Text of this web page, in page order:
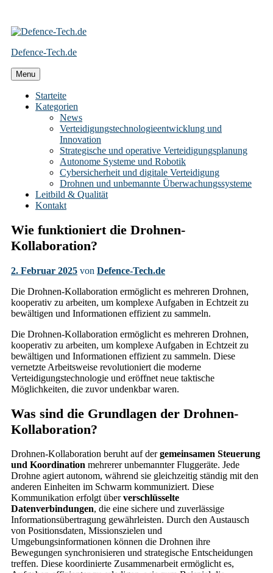
Skip
content
Defence-Tech.de
Menu
Starteite
Kategorien
News
Verteidigungstechnologieentwicklung und
Innovation
Strategische und operative Verteidigungsplanung
Autonome Systeme und Robotik
Cybersicherheit und digitale Verteidigung
Drohnen und unbemannte Überwachungssysteme
Leitbild & Qualität
Kontakt
Wie funktioniert die Drohnen-
Kollaboration?
2. Februar 2025 von Defence-Tech.de
Die Drohnen-Kollaboration ermöglicht es mehreren Drohnen,
kooperativ zu arbeiten, um komplexe Aufgaben in Echtzeit zu
bewältigen und Informationen effizient zu sammeln.
Die Drohnen-Kollaboration ermöglicht es mehreren Drohnen,
kooperativ zu arbeiten, um komplexe Aufgaben in Echtzeit zu
bewältigen und Informationen effizient zu sammeln. Diese
vernetzte Arbeitsweise revolutioniert die moderne
Verteidigungstechnologie und eröffnet neue taktische
Möglichkeiten, die zuvor undenkbar waren.
Was sind die Grundlagen der Drohnen-
Kollaboration?
Drohnen-Kollaboration beruht auf dergemeinsamen Steuerung
und Koordination mehrerer unbemannter Fluggeräte. Jede
Drohne agiert autonom, während sie gleichzeitig ständig mit den
anderen Einheiten im Schwarm kommuniziert. Diese
Kommunikation erfolgt überverschlüsselte
Datenverbindungen, die eine sichere und zuverlässige
Informationsübertragung gewährleisten. Durch den Austausch
von Positionsdaten, Missionszielen und
Umgebungsinformationen können die Drohnen ihre
Bewegungen synchronisieren und strategische Entscheidungen
treffen. Diese koordinierte Zusammenarbeit ermöglicht es,